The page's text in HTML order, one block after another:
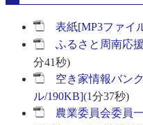
表紙[MP3ファイ
ふるさと周南応
分41秒)
空き家情報バン
ル/190KB](1分37秒)
農業委員会委員